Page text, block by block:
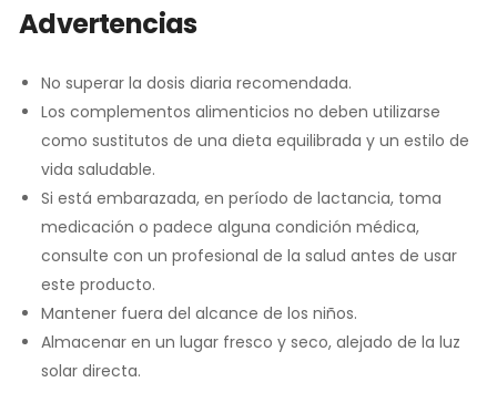
Advertencias
No superar la dosis diaria recomendada.
Los complementos alimenticios no deben utilizarse
como sustitutos de una dieta equilibrada y un estilo de
vida saludable.
Si está embarazada, en período de lactancia, toma
medicación o padece alguna condición médica,
consulte con un profesional de la salud antes de usar
este producto.
Mantener fuera del alcance de los niños.
Almacenar en un lugar fresco y seco, alejado de la luz
solar directa.